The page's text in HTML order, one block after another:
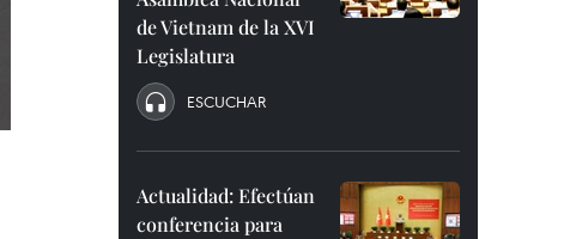
de Vietnam de la XVI
Legislatura
ESCUCHAR
Actualidad: Efectúan
conferencia para